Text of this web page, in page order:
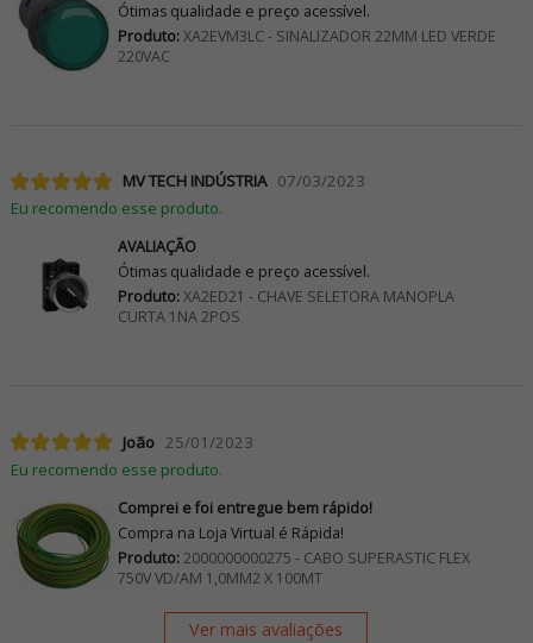
Ótimas qualidade e preço acessível.
Produto:XA2EVM3LC - SINALIZADOR 22MM LED VERDE
220VAC
MV TECH INDÚSTRIA 07/03/2023
Eu recomendo esse produto.
AVALIAÇÃO
Ótimas qualidade e preço acessível.
Produto:XA2ED21 - CHAVE SELETORA MANOPLA
CURTA 1NA 2POS
João 25/01/2023
Eu recomendo esse produto.
Comprei e foi entregue bem rápido!
Compra na Loja Virtual é Rápida!
Produto:2000000000275 - CABO SUPERASTIC FLEX
750V VD/AM 1,0MM2 X 100MT
Ver mais avaliações